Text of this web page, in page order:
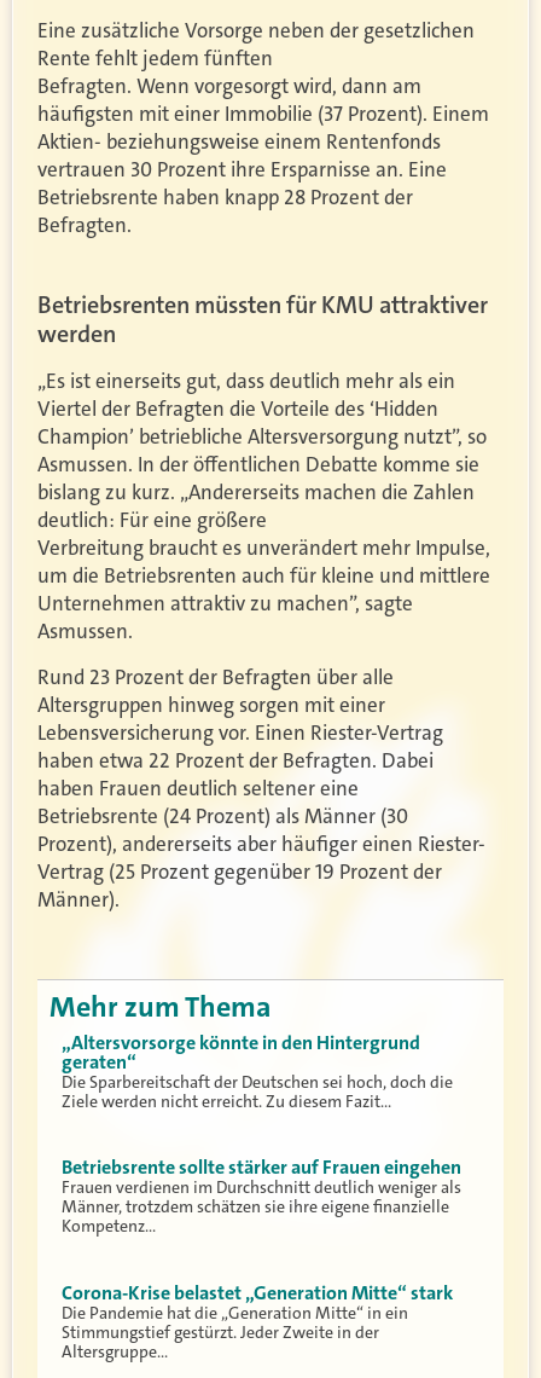
Eine zusätzliche Vorsorge neben der gesetzlichen
Rente fehlt jedem fünften
Befragten. Wenn vorgesorgt wird, dann am
häufigsten mit einer Immobilie (37 Prozent). Einem
Aktien- beziehungsweise einem Rentenfonds
vertrauen 30 Prozent ihre Ersparnisse an. Eine
Betriebsrente haben knapp 28 Prozent der
Befragten.
Betriebsrenten müssten für KMU attraktiver
werden
„Es ist einerseits gut, dass deutlich mehr als ein
Viertel der Befragten die Vorteile des ‘Hidden
Champion’ betriebliche Altersversorgung nutzt”, so
Asmussen. In der öffentlichen Debatte komme sie
bislang zu kurz. „Andererseits machen die Zahlen
deutlich: Für eine größere
Verbreitung braucht es unverändert mehr Impulse,
um die Betriebsrenten auch für kleine und mittlere
Unternehmen attraktiv zu machen”, sagte
Asmussen.
Rund 23 Prozent der Befragten über alle
Altersgruppen hinweg sorgen mit einer
Lebensversicherung vor. Einen Riester-Vertrag
haben etwa 22 Prozent der Befragten. Dabei
haben Frauen deutlich seltener eine
Betriebsrente (24 Prozent) als Männer (30
Prozent), andererseits aber häufiger einen Riester-
Vertrag (25 Prozent gegenüber 19 Prozent der
Männer).
Mehr zum Thema
„Altersvorsorge könnte in den Hintergrund
geraten“
Die Sparbereitschaft der Deutschen sei hoch, doch die
Ziele werden nicht erreicht. Zu diesem Fazit…
Betriebsrente sollte stärker auf Frauen eingehen
Frauen verdienen im Durchschnitt deutlich weniger als
Männer, trotzdem schätzen sie ihre eigene finanzielle
Kompetenz…
Corona-Krise belastet „Generation Mitte“ stark
Die Pandemie hat die „Generation Mitte“ in ein
Stimmungstief gestürzt. Jeder Zweite in der
Altersgruppe…